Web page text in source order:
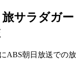
サラダガー
ABS朝日放送での放